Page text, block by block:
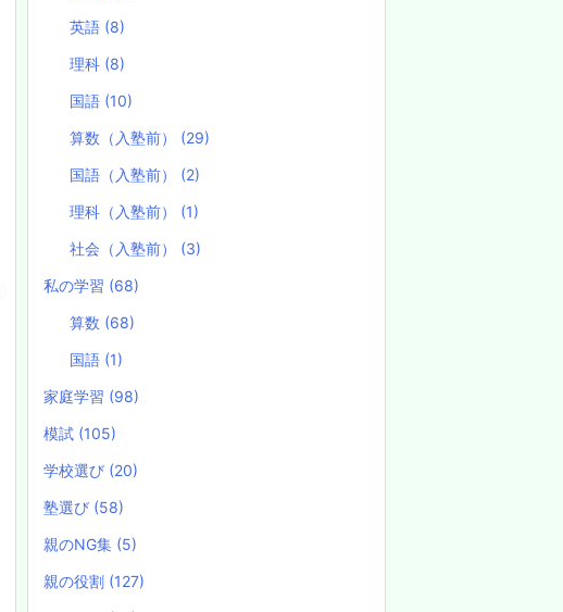
英語 (8)
理科 (8)
国語 (10)
算数（入塾前） (29)
国語（入塾前） (2)
理科（入塾前） (1)
社会（入塾前） (3)
私の学習 (68)
算数 (68)
国語 (1)
家庭学習 (98)
模試 (105)
学校選び (20)
塾選び (58)
親のNG集 (5)
親の役割 (127)